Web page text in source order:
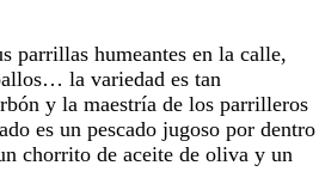
parrillas humeantes en la calle,
la variedad es tan
y la maestría de los parrilleros
es un pescado jugoso por dentro
chorrito de aceite de oliva y un